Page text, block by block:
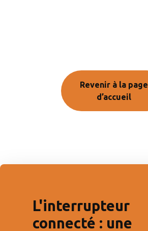
Revenir à la page
d’accueil
L'interrupteur
connecté : une